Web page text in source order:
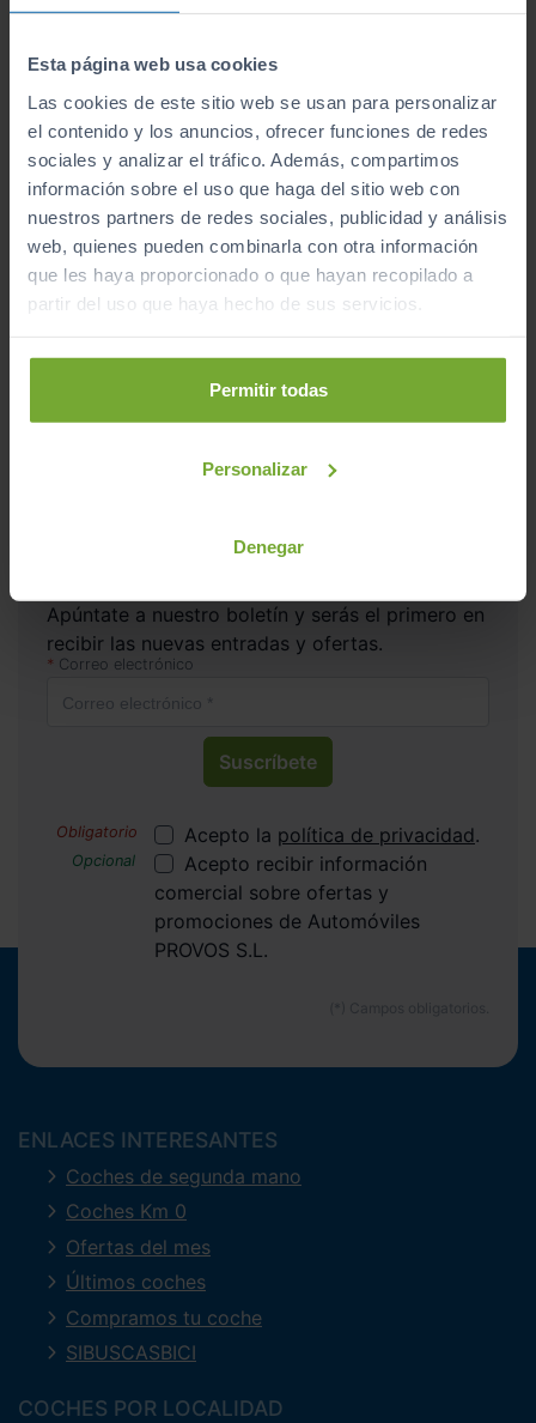
Esta página web usa cookies
Las cookies de este sitio web se usan para personalizar
el contenido y los anuncios, ofrecer funciones de redes
sociales y analizar el tráfico. Además, compartimos
información sobre el uso que haga del sitio web con
nuestros partners de redes sociales, publicidad y análisis
web, quienes pueden combinarla con otra información
que les haya proporcionado o que hayan recopilado a
partir del uso que haya hecho de sus servicios.
Permitir todas
Personalizar
Denegar
Rumbao, nuestro prestigio nos avala. Pocos pueden
el nuestro. EnSibuscascoche
de tus necesidades .
Visítanos en cualquiera de nuestros centros y
encuentra tu coche ideal hoy mismo.¡Reserva tu
vehículo Híbrido Seat de ocasión o ven a conocernos
en persona!
¡Ya somos más de 6.000 conductores satisfechos!
Seat
Híbrido
Apúntate a nuestro boletín y serás el primero en
recibir las nuevas entradas y ofertas.
Correo electrónico
Suscríbete
Acepto la política de privacidad.
Acepto recibir información
comercial sobre ofertas y
promociones de Automóviles
PROVOS S.L.
ENLACES INTERESANTES
Coches de segunda mano
Coches Km 0
Ofertas del mes
Últimos coches
Compramos tu coche
SIBUSCASBICI
COCHES POR LOCALIDAD